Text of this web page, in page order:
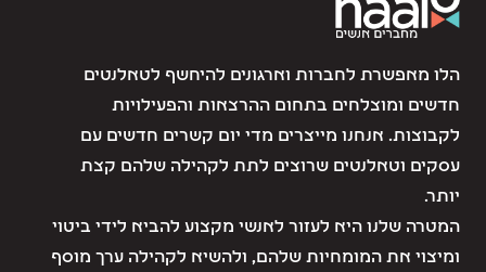
הלו מאפשרת לחברות וארגונים להיחשף לטאלנטים
חדשים ומוצלחים בתחום ההרצאות והפעילויות
לקבוצות. אנחנו מייצרים מדי יום קשרים חדשים עם
עסקים וטאלנטים שרוצים לתת לקהילה שלהם קצת
יותר.
המטרה שלנו היא לעזור לאנשי מקצוע להביא לידי ביטוי
ומיצוי את המומחיות שלהם, ולהשיא לקהילה ערך מוסף